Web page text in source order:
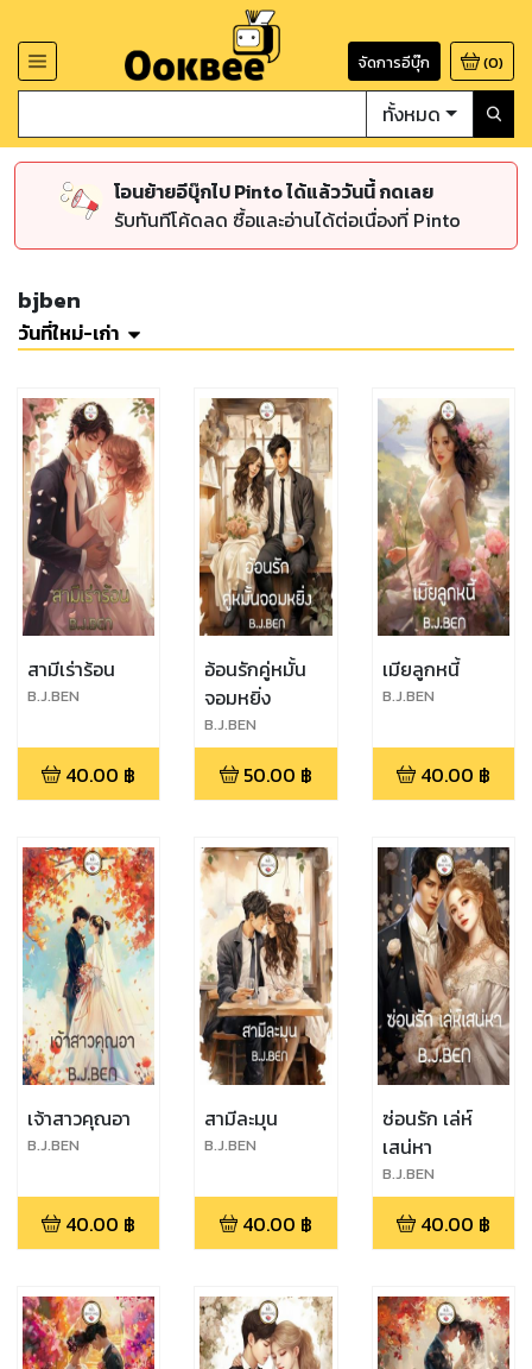
จัดการอีบุ๊ก (0)
ทั้งหมด
โอนย้ายอีบุ๊กไป Pinto ได้แล้ววันนี้ กดเลย
รับทันทีโค้ดลด ซื้อและอ่านได้ต่อเนื่องที่ Pinto
bjben
วันที่ใหม่-เก่า
สามีเร่าร้อน
B.J.BEN
40.00 ฿
อ้อนรักคู่หมั้น
จอมหยิ่ง
B.J.BEN
50.00 ฿
เมียลูกหนี้
B.J.BEN
40.00 ฿
เจ้าสาวคุณอา
B.J.BEN
40.00 ฿
สามีละมุน
B.J.BEN
40.00 ฿
ซ่อนรัก เล่ห์
เสน่หา
B.J.BEN
40.00 ฿